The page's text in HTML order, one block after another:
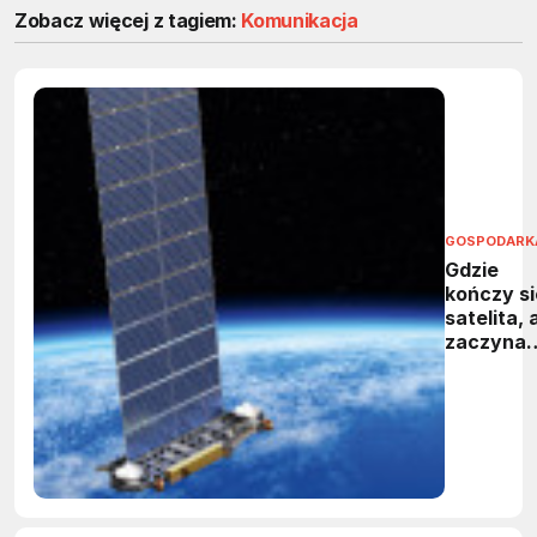
Zobacz więcej z tagiem: Komunikacja
Gdzie
kończy
satelita,
zaczyna